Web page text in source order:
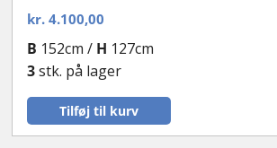
kr.4.100,00
Tilføj til kurv
B 152cm / H 127cm
3stk. på lager